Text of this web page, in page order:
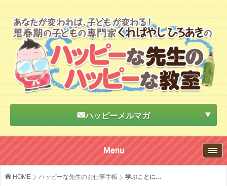
ハッピーメルマガ
Menu
HOME ハッピーな先生のお仕事手帳 学ぶことに...